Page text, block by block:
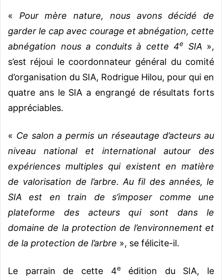
« Pour mère nature, nous avons décidé de
garder le cap avec courage et abnégation, cette
abnégation nous a conduits à cette 4e SIA »,
s’est réjoui le coordonnateur général du comité
d’organisation du SIA, Rodrigue Hilou, pour qui en
quatre ans le SIA a engrangé de résultats forts
appréciables.
« Ce salon a permis un réseautage d’acteurs au
niveau national et international autour des
expériences multiples qui existent en matière
de valorisation de l’arbre. Au fil des années, le
SIA est en train de s’imposer comme une
plateforme des acteurs qui sont dans le
domaine de la protection de l’environnement et
de la protection de l’arbre », se félicite-il.
Le parrain de cette 4eédition du SIA, le